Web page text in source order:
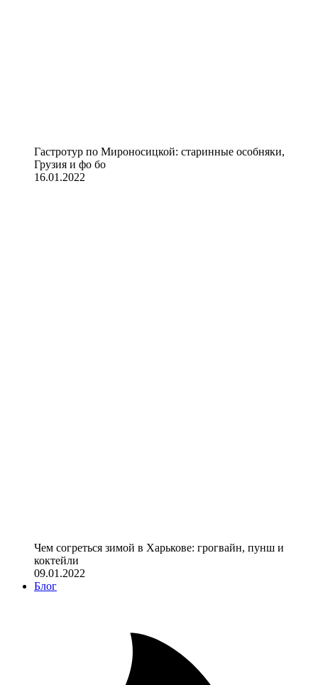
Гастротур по Мироносицкой: старинные особняки,
Грузия и фо бо
16.01.2022
Чем согреться зимой в Харькове: грогвайн, пунш и
коктейли
09.01.2022
Блог